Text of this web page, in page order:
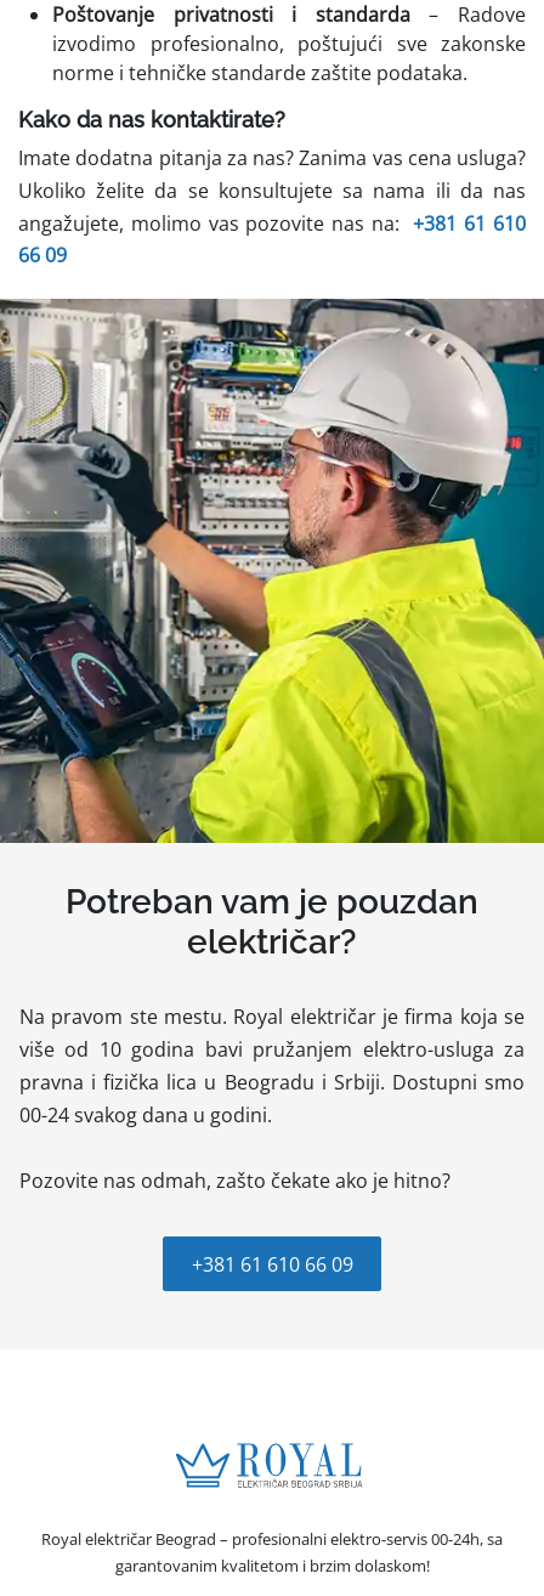
Poštovanje privatnosti i standarda– Radove
izvodimo profesionalno, poštujući sve zakonske
norme i tehničke standarde zaštite podataka.
Kako da nas kontaktirate?
Imate dodatna pitanja za nas? Zanima vas cena usluga?
Ukoliko želite da se konsultujete sa nama ili da nas
angažujete, molimo vas pozovite nas na: +381 61 610
66 09
Potreban vam je pouzdan
električar?
Na pravom ste mestu. Royal električar je firma koja se
više od 10 godina bavi pružanjem elektro-usluga za
pravna i fizička lica u Beogradu i Srbiji. Dostupni smo
00-24 svakog dana u godini.
Pozovite nas odmah, zašto čekate ako je hitno?
+381 61 610 66 09
Royal električar Beograd – profesionalni elektro-servis 00-24h, sa
garantovanim kvalitetom i brzim dolaskom!